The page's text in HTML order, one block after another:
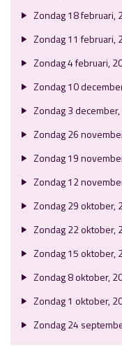
Zondag 18 februari,
Zondag 11 februari,
Zondag 4 februari,
Zondag 10
Zondag 3
Zondag 26
Zondag 19
Zondag 12
Zondag 29 oktober,
Zondag 22 oktober,
Zondag 15 oktober,
Zondag 8 oktober,
Zondag 1 oktober,
Zondag 24